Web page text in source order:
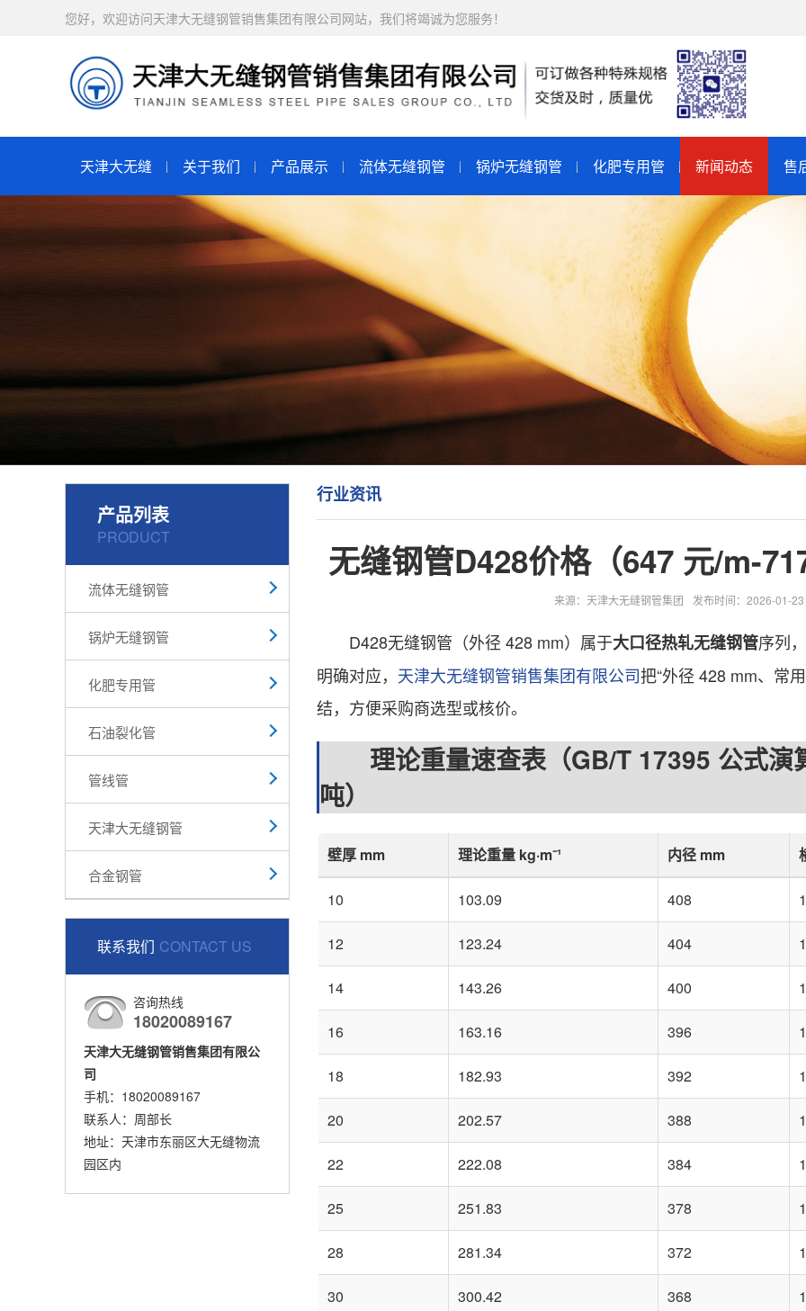
您好，欢迎访问天津大无缝钢管销售集团有限公司网站，我们将竭诚为您服务！
天津大无缝 关于我们 产品展示 流体无缝钢管 锅炉无缝钢管 化肥专用管 新闻动态 售
产品列表
PRODUCT
流体无缝钢管
锅炉无缝钢管
化肥专用管
石油裂化管
管线管
天津大无缝钢管
合金钢管
联系我们 CONTACT US
咨询热线
18020089167
天津大无缝钢管销售集团有限公
司
手机：18020089167
联系人：周部长
地址：天津市东丽区大无缝物流
园区内
行业资讯
无缝钢管D428价格（647 元/m-
来源：天津大无缝钢管集团 发布时间：2026-01-
D428无缝钢管（外径 428 mm）属于大口径热轧无缝钢管序列
明确对应， 天津大无缝钢管销售集团有限公司把“外径 428 mm、常
结，方便采购商选型或核价。
理论重量速查表（GB/T 17395 公式演
吨）
壁厚 mm 理论重量 kg·m⁻¹ 内径 mm
10 103.09 408
12 123.24 404
14 143.26 400
16 163.16 396
18 182.93 392
20 202.57 388
22 222.08 384
25 251.83 378
28 281.34 372
30 300.42 368